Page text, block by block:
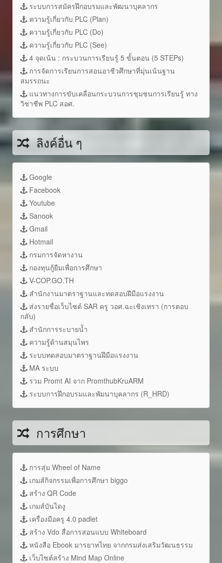
ระบบการสมัครฝึกอบรมและพัฒนาบุคลากร
ความรู้เกี่ยวกับ PLC (Plan)
ความรู้เกี่ยวกับ PLC (Do)
ความรู้เกี่ยวกับ PLC (See)
4 จุดเน้น : กระบวนการเรียนรู้ 5 ขั้นตอน (5 STEPs)
การจัดการเรียนการสอนอาชีวศึกษาที่มุ่นเน้นฐาน
สมรรถนะ
แนวทางการขับเคลื่อนกระบวนการชุมชนการเรียนรู้ ทาง
วิชาชีพ PLC สอศ.
ลิงค์อื่น ๆ
Google
Facebook
Youtube
Sanook
Gmail
Hotmail
กรมการจัดหางาน
กองทุนกู้ยืมเพื่อการศึกษา
V-COP.GO.TH
สำนักงานมาตราฐานและทดสอบฝีมือแรงงาน
ส่งรายชื่อเว็บไซต์ SAR ครู วอศ.ฉะเชิงเทรา (การตอบ
กลับ)
สำนักการระบายน้ำ
ความรู้ด้านสมุนไพร
ระบบทดสอบมาตราฐานฝึมือแรงงาน
MA ระบบ
รวม Promt AI จาก PromthubKruARM
ระบบการฝึกอบรมและพัมนาบุคลากร (R_HRD)
การศึกษา
การสุ่ม Wheel of Name
เกมส์กิจกรรมเพื่อการศึกษา biggo
สร้าง QR Code
เกมส์บันไดงู
เครื่องมือครู 4.0 padlet
สร้าง Vdo สื่อการสอนแบบ Whiteboard
หนังสือ Ebook มารยาทไทย จากกรมส่งเสริมวัฒนธรรม
เว็บไซต์สร้าง Mind Map Online